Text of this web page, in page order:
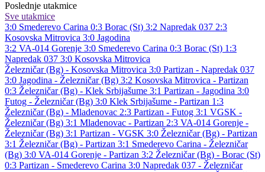
Poslednje utakmice
Sve utakmice
3:0 Smederevo Carina 0:3 Borac (St) 3:2 Napredak 037 2:3
Kosovska Mitrovica 3:0 Jagodina
3:2 VA-014 Gorenje 3:0 Smederevo Carina 0:3 Borac (St) 1:3
Napredak 037 3:0 Kosovska Mitrovica
Železničar (Bg) - Kosovska Mitrovica 3:0 Partizan - Napredak 037
3:0 Jagodina - Železničar (Bg) 3:2 Kosovska Mitrovica - Partizan
0:3 Železničar (Bg) - Klek Srbijašume 3:1 Partizan - Jagodina 3:0
Futog - Železničar (Bg) 3:0 Klek Srbijašume - Partizan 1:3
Železničar (Bg) - Mladenovac 2:3 Partizan - Futog 3:1 VGSK -
Železničar (Bg) 3:1 Mladenovac - Partizan 2:3 VA-014 Gorenje -
Železničar (Bg) 3:1 Partizan - VGSK 3:0 Železničar (Bg) - Partizan
3:1 Železničar (Bg) - Partizan 3:1 Smederevo Carina - Železničar
(Bg) 3:0 VA-014 Gorenje - Partizan 3:2 Železničar (Bg) - Borac (St)
0:3 Partizan - Smederevo Carina 3:0 Napredak 037 - Železničar